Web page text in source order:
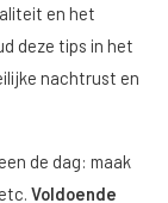
en het
deze tips in het
nachtrust en
de dag: maak
Voldoende